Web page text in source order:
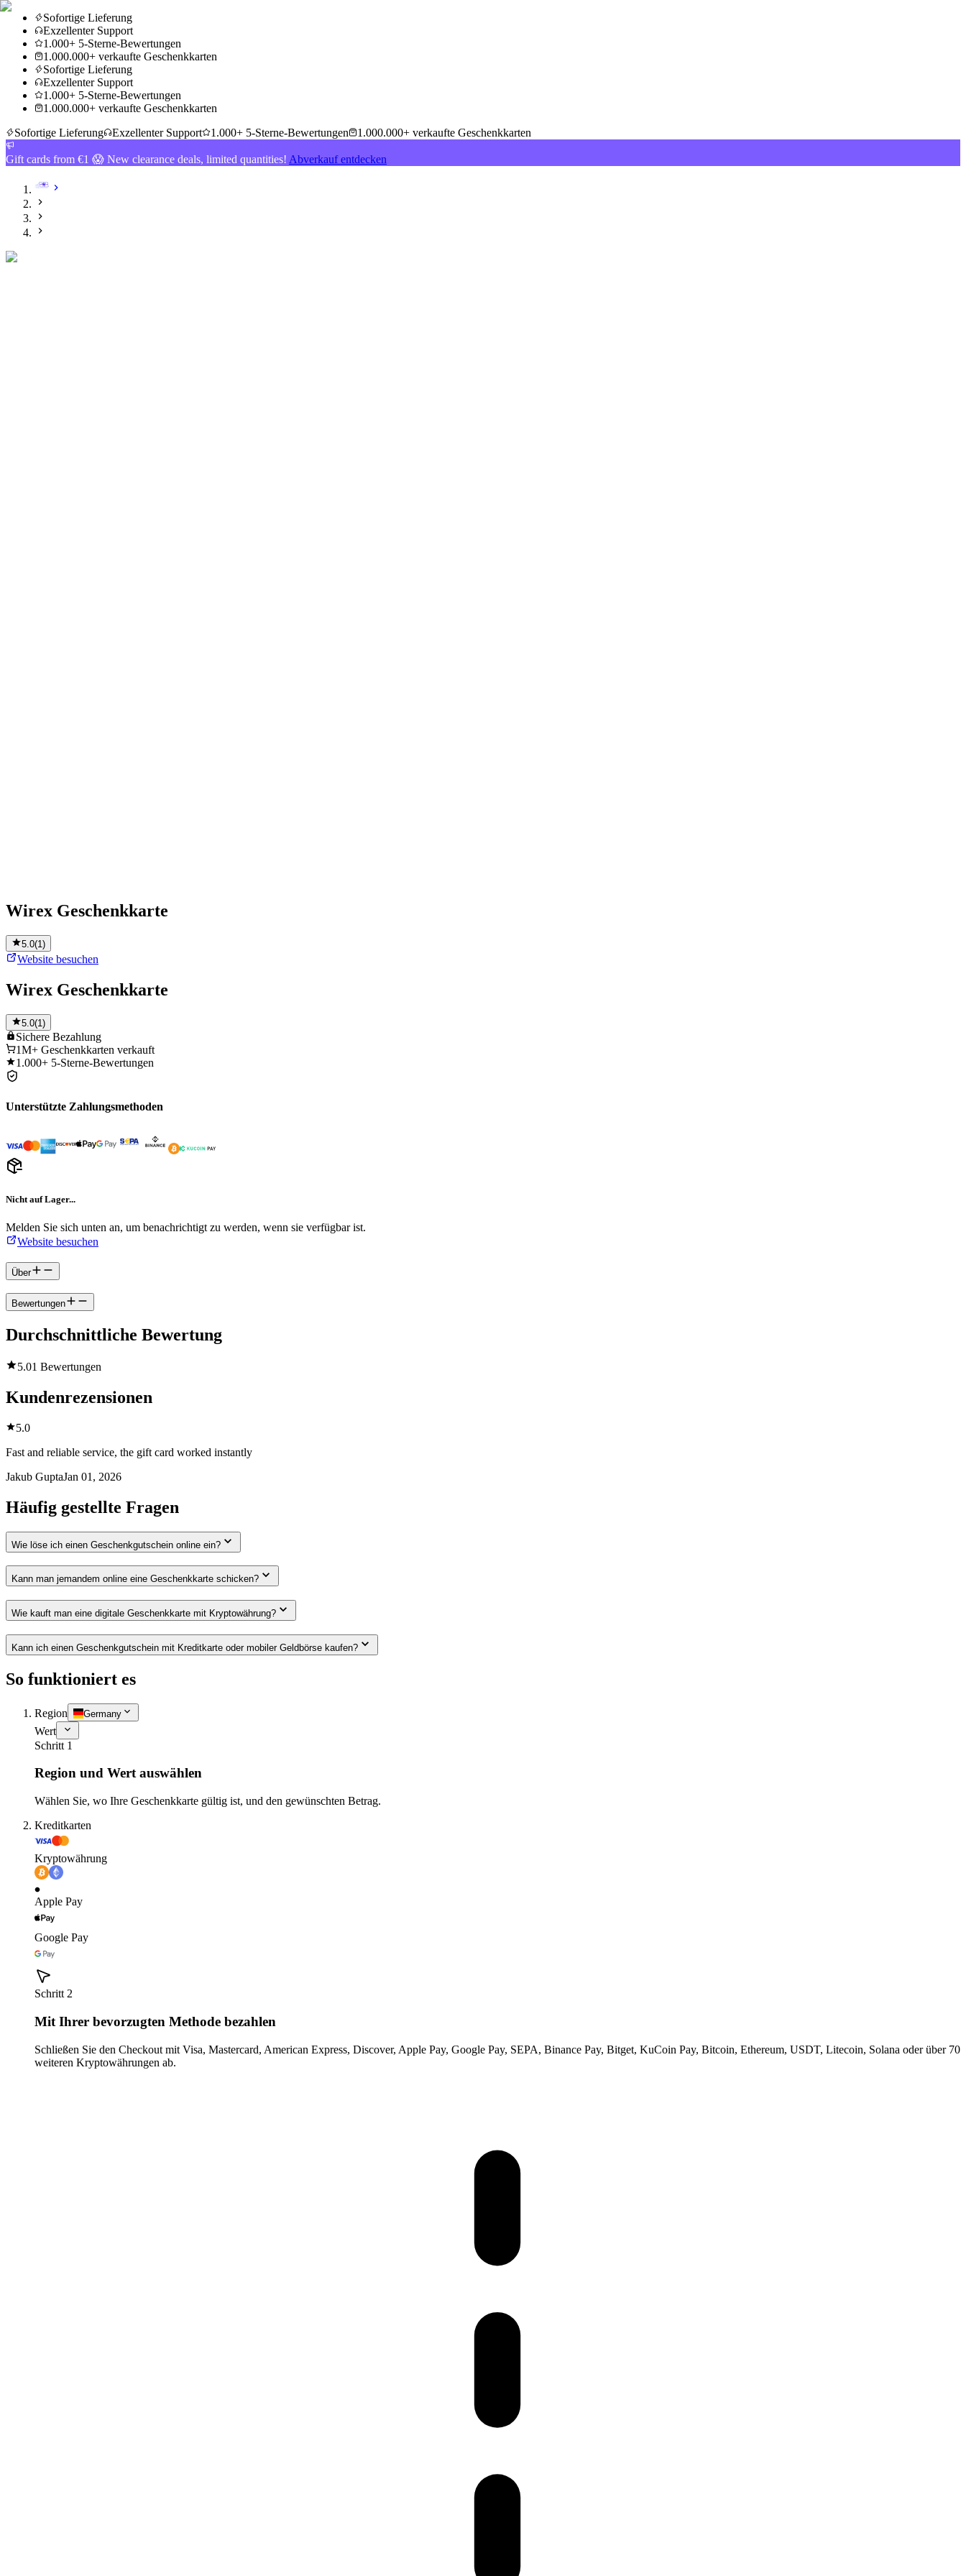
Sofortige Lieferung
Exzellenter Support
1.000+ 5-Sterne-Bewertungen
1.000.000+ verkaufte Geschenkkarten
Sofortige Lieferung
Exzellenter Support
1.000+ 5-Sterne-Bewertungen
1.000.000+ verkaufte Geschenkkarten
Sofortige Lieferung
Exzellenter Support 1.000+ 5-Sterne-Bewertungen 1.000.000+ verkaufte Geschenkkarten
Gift cards from €1 😱 New clearance deals, limited quantities! Abverkauf entdecken
Wirex Geschenkkarte
5.0(1)
Website besuchen
Wirex Geschenkkarte
5.0(1 )
Sichere Bezahlung
1M+ Geschenkkarten verkauft
1.000+ 5-Sterne-Bewertungen
Unterstützte Zahlungsmethoden
Nicht auf Lager...
Melden Sie sich unten an, um benachrichtigt zu werden, wenn sie verfügbar ist.
Website besuchen
Über
Bewertungen
Durchschnittliche Bewertung
5.01 Bewertungen
Kundenrezensionen
5.0
Fast and reliable service, the gift card worked instantly
Jakub GuptaJan 01, 2026
Häufig gestellte Fragen
Wie löse ich einen Geschenkgutschein online ein?
Kann man jemandem online eine Geschenkkarte schicken?
Wie kauft man eine digitale Geschenkkarte mit Kryptowährung?
Kann ich einen Geschenkgutschein mit Kreditkarte oder mobiler Geldbörse kaufen?
So funktioniert es
Region Germany
Wert
Schritt 1
Region und Wert auswählen
Wählen Sie, wo Ihre Geschenkkarte gültig ist, und den gewünschten Betrag.
Kreditkarten
Kryptowährung
Apple Pay
Google Pay
Schritt 2
Mit Ihrer bevorzugten Methode bezahlen
Schließen Sie den Checkout mit Visa, Mastercard, American Express, Discover, Apple Pay, Google Pay, SEPA, Binance Pay, Bitget, KuCoin Pay, Bitcoin, Ethereum, USDT, Litecoin, Solana oder über 70
weiteren Kryptowährungen ab.